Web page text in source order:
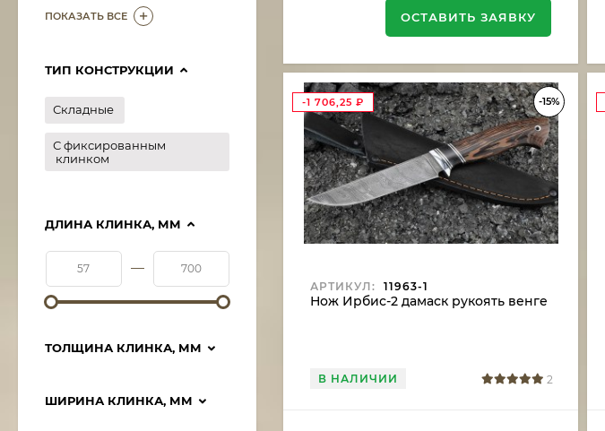
ОСТАВИТЬ ЗАЯВКУ
-15%
-1 706,25 ₽
АРТИКУЛ: 11963-1
Нож Ирбис-2 дамаск рукоять венге
В НАЛИЧИИ 2
ПОКАЗАТЬ ВСЕ
ТИП КОНСТРУКЦИИ
Складные
С фиксированным
клинком
ДЛИНА КЛИНКА, ММ
—
ТОЛЩИНА КЛИНКА, ММ
ШИРИНА КЛИНКА, ММ